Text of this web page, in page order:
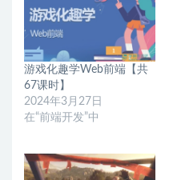
游戏化趣学Web前端【共
67课时】
2024年3月27日
在“前端开发”中